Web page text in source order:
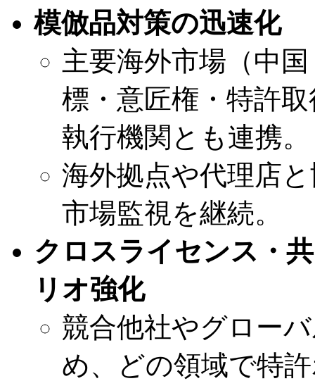
模倣品対策の迅速化
主要海外市場（中
標・意匠権・特許
執行機関とも連携。
海外拠点や代理店
市場監視を継続。
クロスライセンス・
リオ強化
競合他社やグロー
め、どの領域で特